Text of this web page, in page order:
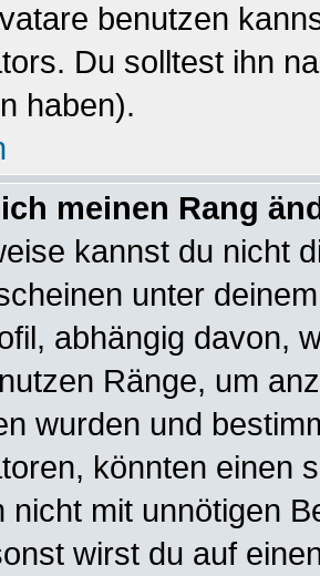
benutzen
Du solltest ihn
haben).
meinen Rang
kannst du nicht
unter
abhängig davon,
Ränge, um
wurden und
könnten einen
nicht mit unnötigen
wirst du auf